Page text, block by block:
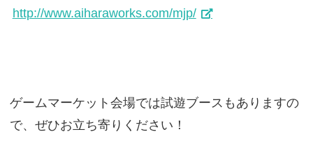
http://www.aiharaworks.com/mjp/
ゲームマーケット会場では試遊ブースもありますの
で、ぜひお立ち寄りください！